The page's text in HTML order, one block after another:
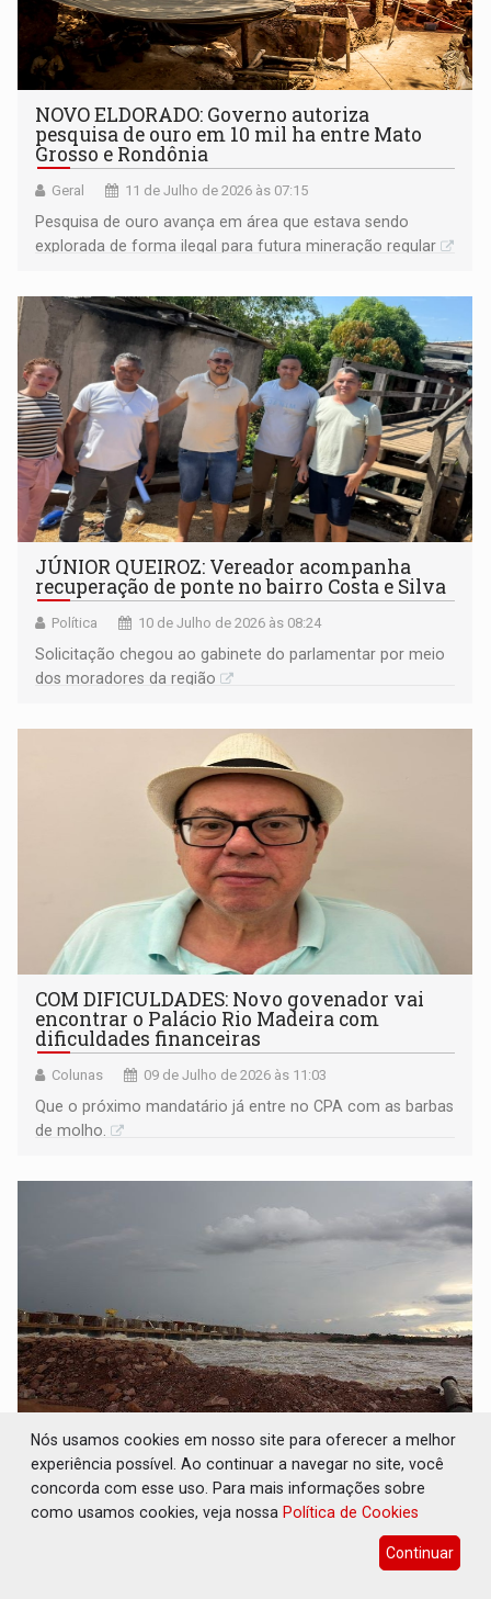
NOVO ELDORADO: Governo autoriza
pesquisa de ouro em 10 mil ha entre Mato
Grosso e Rondônia
Geral 11 de Julho de 2026 às 07:15
Pesquisa de ouro avança em área que estava sendo
explorada de forma ilegal para futura mineração regular
JÚNIOR QUEIROZ: Vereador acompanha
recuperação de ponte no bairro Costa e Silva
Política 10 de Julho de 2026 às 08:24
Solicitação chegou ao gabinete do parlamentar por meio
dos moradores da região
COM DIFICULDADES: Novo govenador vai
encontrar o Palácio Rio Madeira com
dificuldades financeiras
Colunas 09 de Julho de 2026 às 11:03
Que o próximo mandatário já entre no CPA com as barbas
de molho.
RIO MADEIRA: MPF, MPT e DPU cobram na
Justiça reparação de usinas por colapso
pesqueiro em RO
Ações pedem que hidrelétricas sejam condenadas a pagar
Nós usamos cookies em nosso site para oferecer a melhor
experiência possível. Ao continuar a navegar no site, você
concorda com esse uso. Para mais informações sobre
como usamos cookies, veja nossa Política de Cookies
Continuar